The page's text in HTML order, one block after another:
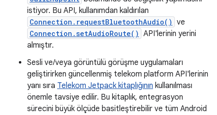
istiyor. Bu API, kullanımdan kaldırılan
Connection.requestBluetoothAudio() ve
Connection.setAudioRoute() API'lerinin yerini
almıştır.
Sesli ve/veya görüntülü görüşme uygulamaları
geliştirirken güncellenmiş telekom platform API'lerinin
yanı sıra Telekom Jetpack kitaplığının kullanılması
önemle tavsiye edilir. Bu kitaplık, entegrasyon
sürecini büyük ölçüde basitleştirebilir ve tüm Android